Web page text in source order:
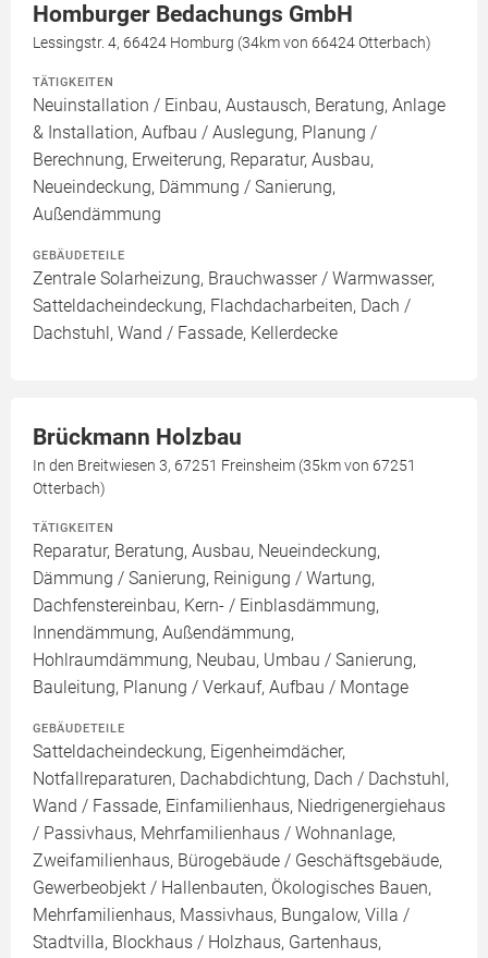
Homburger Bedachungs GmbH
Lessingstr. 4, 66424 Homburg (34km von 66424 Otterbach)
TÄTIGKEITEN
Neuinstallation / Einbau, Austausch, Beratung, Anlage
& Installation, Aufbau / Auslegung, Planung /
Berechnung, Erweiterung, Reparatur, Ausbau,
Neueindeckung, Dämmung / Sanierung,
Außendämmung
GEBÄUDETEILE
Zentrale Solarheizung, Brauchwasser / Warmwasser,
Satteldacheindeckung, Flachdacharbeiten, Dach /
Dachstuhl, Wand / Fassade, Kellerdecke
Brückmann Holzbau
In den Breitwiesen 3, 67251 Freinsheim (35km von 67251
Otterbach)
TÄTIGKEITEN
Reparatur, Beratung, Ausbau, Neueindeckung,
Dämmung / Sanierung, Reinigung / Wartung,
Dachfenstereinbau, Kern- / Einblasdämmung,
Innendämmung, Außendämmung,
Hohlraumdämmung, Neubau, Umbau / Sanierung,
Bauleitung, Planung / Verkauf, Aufbau / Montage
GEBÄUDETEILE
Satteldacheindeckung, Eigenheimdächer,
Notfallreparaturen, Dachabdichtung, Dach / Dachstuhl,
Wand / Fassade, Einfamilienhaus, Niedrigenergiehaus
/ Passivhaus, Mehrfamilienhaus / Wohnanlage,
Zweifamilienhaus, Bürogebäude / Geschäftsgebäude,
Gewerbeobjekt / Hallenbauten, Ökologisches Bauen,
Mehrfamilienhaus, Massivhaus, Bungalow, Villa /
Stadtvilla, Blockhaus / Holzhaus, Gartenhaus,